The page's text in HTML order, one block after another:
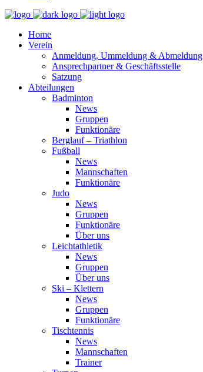
Home
Verein
Anmeldung, Ummeldung & Abmeldung
Ansprechpartner & Geschäftsstelle
Satzung
Abteilungen
Badminton
News
Gruppen
Funktionäre
Berglauf – Triathlon
Fußball
News
Mannschaften
Funktionäre
Judo
News
Gruppen
Funktionäre
Über uns
Leichtathletik
News
Gruppen
Über uns
Ski – Klettern
News
Gruppen
Funktionäre
Tischtennis
News
Mannschaften
Trainer